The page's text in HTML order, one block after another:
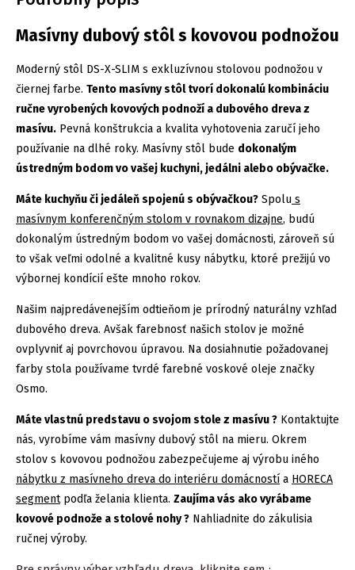
Masívny dubový stôl s kovovou podnožou
Moderný stôl DS-X-SLIM s exkluzívnou stolovou podnožou v
čiernej farbe. Tento masívny stôl tvorí dokonalú kombináciu
ručne vyrobených kovových podnoží a dubového dreva z
masívu. Pevná konštrukcia a kvalita vyhotovenia zaručí jeho
používanie na dlhé roky. Masívny stôl bude dokonalým
ústredným bodom vo vašej kuchyni, jedálni alebo obývačke.
Máte kuchyňu či jedáleň spojenú s obývačkou? Spolu s
masívnym konferenčným stolom v rovnakom dizajne, budú
dokonalým ústredným bodom vo vašej domácnosti, zároveň sú
to však veľmi odolné a kvalitné kusy nábytku, ktoré prežijú vo
výbornej kondícií ešte mnoho rokov.
Našim najpredávenejším odtieňom je prírodný naturálny vzhľad
dubového dreva. Avšak farebnosť našich stolov je možné
ovplyvniť aj povrchovou úpravou. Na dosiahnutie požadovanej
farby stola používame tvrdé farebné voskové oleje značky
Osmo.
Máte vlastnú predstavu o svojom stole z masívu ? Kontaktujte
nás, vyrobíme vám masívny dubový stôl na mieru. Okrem
stolov s kovovou podnožou zabezpečujeme aj výrobu iného
nábytku z masívneho dreva do interiéru domácností a HORECA
segmentpodľa želania klienta. Zaujíma vás ako vyrábame
kovové podnože a stolové nohy ? Nahliadnite do zákulisia
ručnej výroby.